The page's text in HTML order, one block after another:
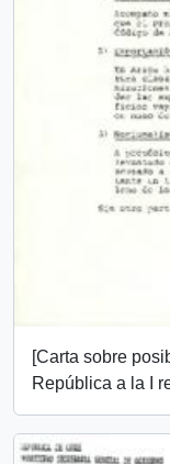
[Carta sobre
República a la I